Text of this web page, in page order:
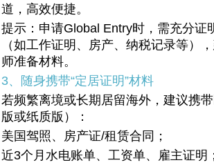
道，高效便捷。
提示：申请Global Entry时，需充分证
（如工作证明、房产、纳税记录等）
师准备材料。
3、随身携带“定居证明”材料
若频繁离境或长期居留海外，建议携
版或纸质版）：
美国驾照、房产证/租赁合同；
近3个月水电账单、工资单、雇主证明；